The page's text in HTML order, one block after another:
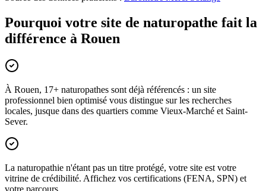
Pourquoi votre site de naturopathe fait la
différence à Rouen
À Rouen, 17+ naturopathes sont déjà référencés : un site
professionnel bien optimisé vous distingue sur les recherches
locales, jusque dans des quartiers comme Vieux-Marché et Saint-
Sever.
La naturopathie n'étant pas un titre protégé, votre site est votre
vitrine de crédibilité. Affichez vos certifications (FENA, SPN) et